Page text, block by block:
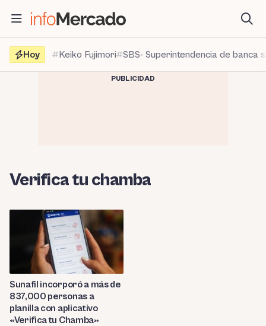
contenido
Hoy
Keiko Fujimori SBS- Superintendencia de banca
PUBLICIDAD
Verifica tu chamba
Sunafil incorporó a más de
837,000 personas a
planilla con aplicativo
«Verifica tu Chamba»